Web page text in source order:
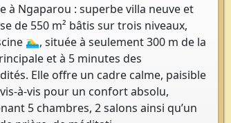
à Ngaparou : superbe villa neuve et
de 550 m² bâtis sur trois niveaux,
🏊‍♂️, située à seulement 300 m de la
et à 5 minutes des
Elle offre un cadre calme, paisible
à-vis pour un confort absolu,
5 chambres, 2 salons ainsi qu’un